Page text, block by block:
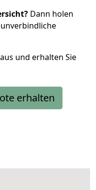
Dann holen
und erhalten Sie
erhalten